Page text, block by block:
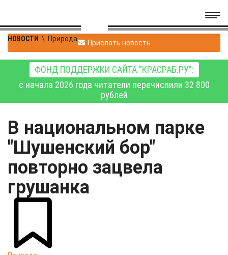
НОВОСТИ \ Природа Прислать новость
ФОНД ПОДДЕРЖКИ САЙТА "КРАСРАБ.РУ":
с начала 2026 года читатели перечислили 32 800
рублей
В национальном парке
"Шушенский бор"
повторно зацвела
грушанка